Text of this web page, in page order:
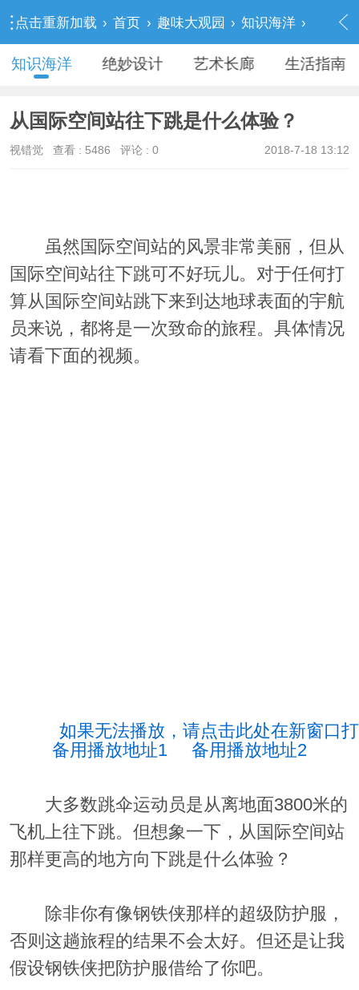
点击重新加载 › 首页 › 趣味大观园 › 知识海洋 ›
内容
知识海洋 绝妙设计 艺术长廊 生活指南
从国际空间站往下跳是什么体验？
2018-7-18 13:12
视错觉查看 : 5486 评论 : 0
虽然国际空间站的风景非常美丽，但从
国际空间站往下跳可不好玩儿。对于任何打
算从国际空间站跳下来到达地球表面的宇航
员来说，都将是一次致命的旅程。具体情况
请看下面的视频。
如果无法播放，请点击此处在新窗口
备用播放地址1
备用播放地址2
大多数跳伞运动员是从离地面3800米的
飞机上往下跳。但想象一下，从国际空间站
那样更高的地方向下跳是什么体验？
除非你有像钢铁侠那样的超级防护服，
否则这趟旅程的结果不会太好。但还是让我
假设钢铁侠把防护服借给了你吧。